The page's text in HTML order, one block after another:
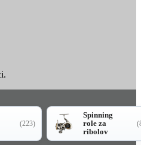
(223)
Spinning
role za
ribolov